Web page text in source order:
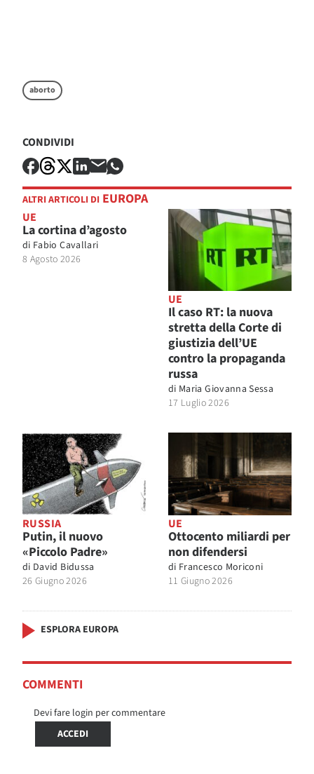
aborto
CONDIVIDI
ALTRI ARTICOLI DI EUROPA
UE
La cortina d’agosto
di Fabio Cavallari
8 Agosto 2026
UE
Il caso RT: la nuova
stretta della Corte di
giustizia dell’UE
contro la propaganda
russa
di Maria Giovanna Sessa
17 Luglio 2026
RUSSIA
Putin, il nuovo
«Piccolo Padre»
di David Bidussa
26 Giugno 2026
UE
Ottocento miliardi per
non difendersi
di Francesco Moriconi
11 Giugno 2026
ESPLORA EUROPA
COMMENTI
Devi fare login per commentare
ACCEDI